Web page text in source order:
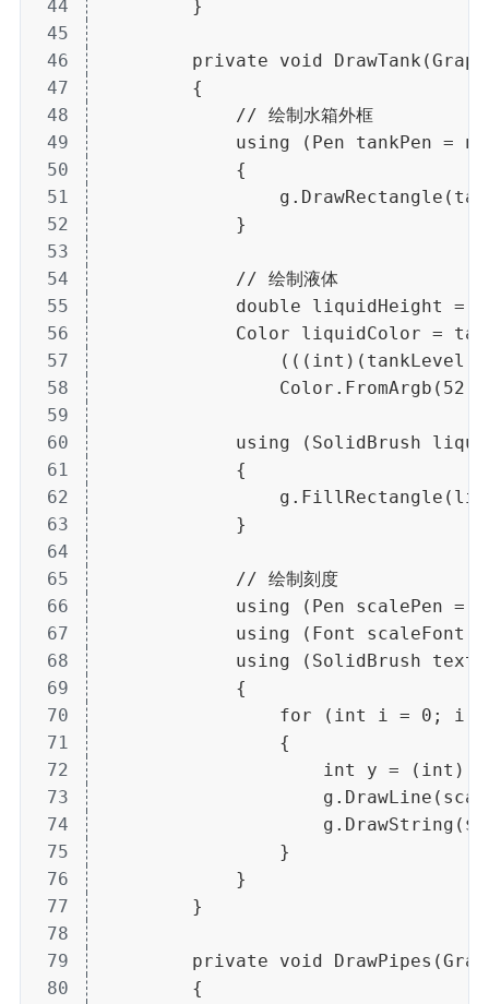
44
}
45
46
private void
47
{
48
// 绘制水箱外框
49
using (Pen tankPen = new
50
{
51
52
}
53
54
// 绘制液体
55
double liquidHeight = 300
56
Color liquidColor =
57
(((int)(tankLevel * 10) % 2
58
Color.FromArgb(52,
59
60
using (SolidBrush
61
{
62
63
}
64
65
// 绘制刻度
66
using (Pen scalePen = new
67
using (Font scaleFont =
68
using (SolidBrush textBrush =
69
{
70
for (int i = 0; i ＜=
71
{
72
int y = (int)(450 -
73
g.DrawLine(scalePen,
74
g.DrawString($"{i}%",
75
}
76
}
77
}
78
79
private void
80
{